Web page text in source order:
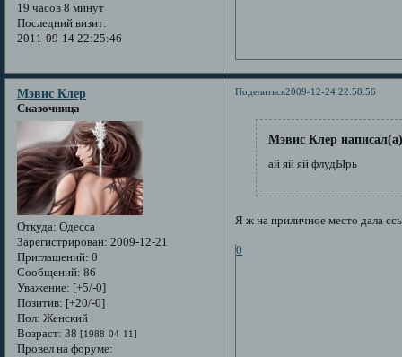
19 часов 8 минут
Последний визит:
2011-09-14 22:25:46
Поделиться2009-12-24 22:58:56
Мэвис Клер
Сказочница
Откуда: Одесса
Зарегистрирован: 2009-12-21
Приглашений: 0
Сообщений: 86
Уважение: [+5/-0]
Позитив: [+20/-0]
Пол: Женский
Возраст: 38 [1988-04-11]
Провел на форуме:
Мэвис Клер
ай яй яй флудЫрь
Я ж на приличное место дала
0